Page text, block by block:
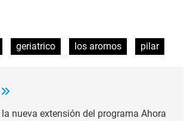
o
geriatrico los aromos pilar
la nueva extensión del programa Ahora